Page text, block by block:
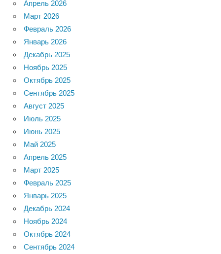
Апрель 2026
Март 2026
Февраль 2026
Январь 2026
Декабрь 2025
Ноябрь 2025
Октябрь 2025
Сентябрь 2025
Август 2025
Июль 2025
Июнь 2025
Май 2025
Апрель 2025
Март 2025
Февраль 2025
Январь 2025
Декабрь 2024
Ноябрь 2024
Октябрь 2024
Сентябрь 2024